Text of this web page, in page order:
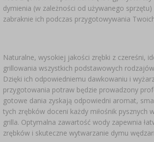
dymienia (w zależności od używanego
zabraknie ich podczas przygotowywania
Naturalne, wysokiej jakości zrębki z czereśni,
grillowania wszystkich podstawowych
Dzięki ich odpowiedniemu dawkowaniu i
przygotowania potraw będzie prowadzony
gotowe dania zyskają odpowiedni aromat,
tych zrębków doceni każdy miłośnik pysznych
grilla. Optymalna zawartość wody zapewnia
zrębków i skuteczne wytwarzanie dymu